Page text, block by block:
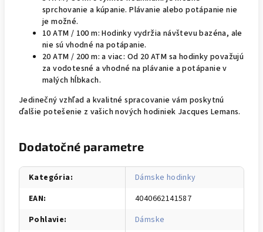
sprchovanie a kúpanie. Plávanie alebo potápanie nie
je možné.
10 ATM / 100 m: Hodinky vydržia návštevu bazéna, ale
nie sú vhodné na potápanie.
20 ATM / 200 m: a viac: Od 20 ATM sa hodinky považujú
za vodotesné a vhodné na plávanie a potápanie v
malých hĺbkach.
Jedinečný vzhľad a kvalitné spracovanie vám poskytnú
ďalšie potešenie z vašich nových hodiniek Jacques Lemans.
Dodatočné parametre
Kategória:
Dámske hodinky
EAN:
4040662141587
Pohlavie: Dámske